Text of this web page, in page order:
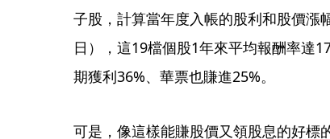
子股，計算當年度入帳的股利和股價漲
日），這19檔個股1年來平均報酬率達
期獲利36%、華票也賺進25%。
可是，像這樣能賺股價又領股息的好標